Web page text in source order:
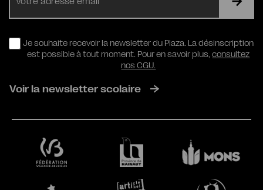
RGPD
Je souhaite recevoir la newsletter du Plaza. La désinscription
est possible à tout moment. Pour en savoir plus,consultez
nos CGU.
Voir la newsletter scolaire